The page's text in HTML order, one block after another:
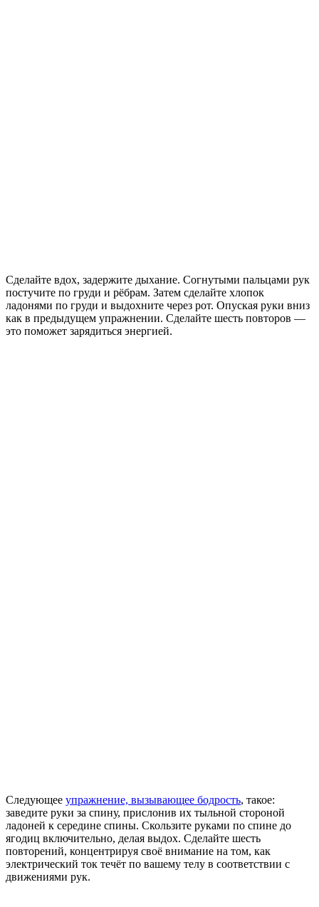
Сделайте вдох, задержите дыхание. Согнутыми пальцами рук
постучите по груди и рёбрам. Затем сделайте хлопок
ладонями по груди и выдохните через рот. Опуская руки вниз
как в предыдущем упражнении. Сделайте шесть повторов —
это поможет зарядиться энергией.
Следующее упражнение, вызывающее бодрость, такое:
заведите руки за спину, прислонив их тыльной стороной
ладоней к середине спины. Скользите руками по спине до
ягодиц включительно, делая выдох. Сделайте шесть
повторений, концентрируя своё внимание на том, как
электрический ток течёт по вашему телу в соответствии с
движениями рук.